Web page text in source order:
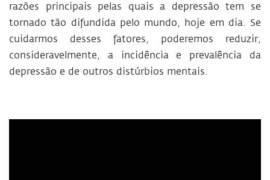
razões principais pelas quais a depressão tem se
tornado tão difundida pelo mundo, hoje em dia. Se
cuidarmos desses fatores, poderemos reduzir,
consideravelmente, a incidência e prevalência da
depressão e de outros distúrbios mentais.